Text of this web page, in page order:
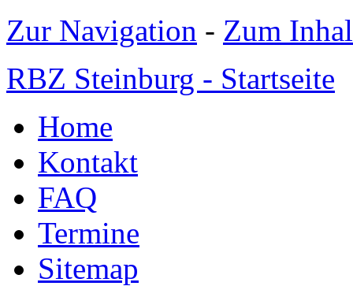
Zur Navigation - Zum
RBZ Steinburg - Startseite
Home
Kontakt
FAQ
Termine
Sitemap